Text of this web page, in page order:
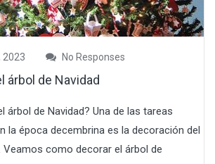
2023 No Responses
árbol de Navidad
árbol de Navidad? Una de las tareas
la época decembrina es la decoración del
Veamos como decorar el árbol de